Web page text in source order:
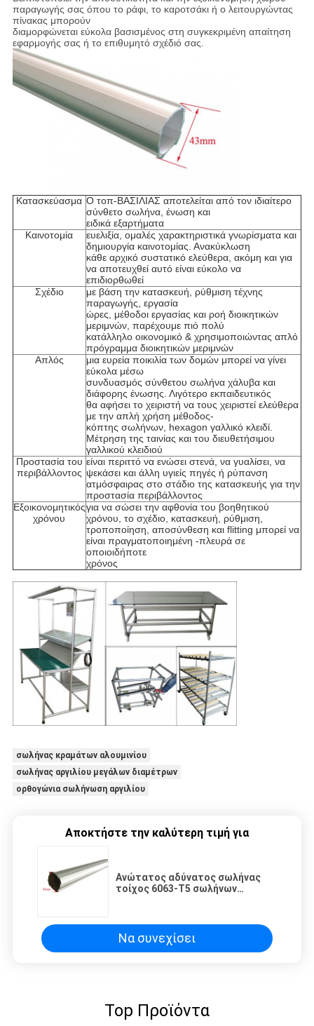
παραγωγής σας όπου το ράφι, το καροτσάκι ή ο λειτουργώντας
πίνακας μπορούν
διαμορφώνεται εύκολα βασισμένος στη συγκεκριμένη απαίτηση
εφαρμογής σας ή το επιθυμητό σχέδιό σας.
Κατασκεύασμα Ο τοπ-ΒΑΣΙΛΙΑΣ αποτελείται από τον ιδιαίτερο
σύνθετο σωλήνα, ένωση και
ειδικά εξαρτήματα
Καινοτομία
ευελιξία, ομαλές χαρακτηριστικά γνωρίσματα και
δημιουργία καινοτομίας. Ανακύκλωση
κάθε αρχικό συστατικό ελεύθερα, ακόμη και για
να αποτευχθεί αυτό είναι εύκολο να
επιδιορθωθεί
Σχέδιο
με βάση την κατασκευή, ρύθμιση τέχνης
παραγωγής, εργασία
ώρες, μέθοδοι εργασίας και ροή διοικητικών
μεριμνών, παρέχουμε πιό πολύ
κατάλληλο οικονομικό & χρησιμοποιώντας απλό
πρόγραμμα διοικητικών μεριμνών
Απλός
μια ευρεία ποικιλία των δομών μπορεί να γίνει
εύκολα μέσω
συνδυασμός σύνθετου σωλήνα χάλυβα και
διάφορης ένωσης. Λιγότερο εκπαιδευτικός
θα αφήσει το χειριστή να τους χειριστεί ελεύθερα
με την απλή χρήση μέθοδος-
κόπτης σωλήνων, hexagon γαλλικό κλειδί.
Μέτρηση της ταινίας και του διευθετήσιμου
γαλλικού κλειδιού
Προστασία του
περιβάλλοντος
είναι περιττό να ενώσει στενά, να γυαλίσει, να
ψεκάσει και άλλη υγιείς πηγές ή ρύπανση
ατμόσφαιρας στο στάδιο της κατασκευής για την
προστασία περιβάλλοντος
Εξοικονομητικός
χρόνου
για να σώσει την αφθονία του βοηθητικού
χρόνου, το σχέδιο, κατασκευή, ρύθμιση,
τροποποίηση, αποσύνθεση και flitting μπορεί να
είναι πραγματοποιημένη -πλευρά σε
οποιοιδήποτε
χρόνος
σωλήνας κραμάτων αλουμινίου
σωλήνας αργιλίου μεγάλων διαμέτρων
ορθογώνια σωλήνωση αργιλίου
Αποκτήστε την καλύτερη τιμή για
Ανώτατος αδύνατος σωλήνας
τοίχος 6063-T5 σωλήνων
Να συνεχίσει
Top Προϊόντα